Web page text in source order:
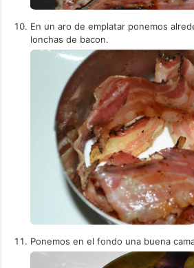
En un aro de emplatar ponemos
lonchas de bacon.
Ponemos en el fondo una buena